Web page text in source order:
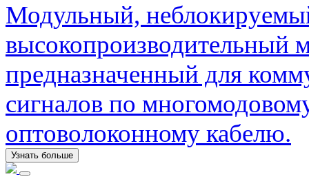
Модульный,
высокопроизводительный
предназначенный для
сигналов по
оптоволоконному кабелю.
Узнать больше